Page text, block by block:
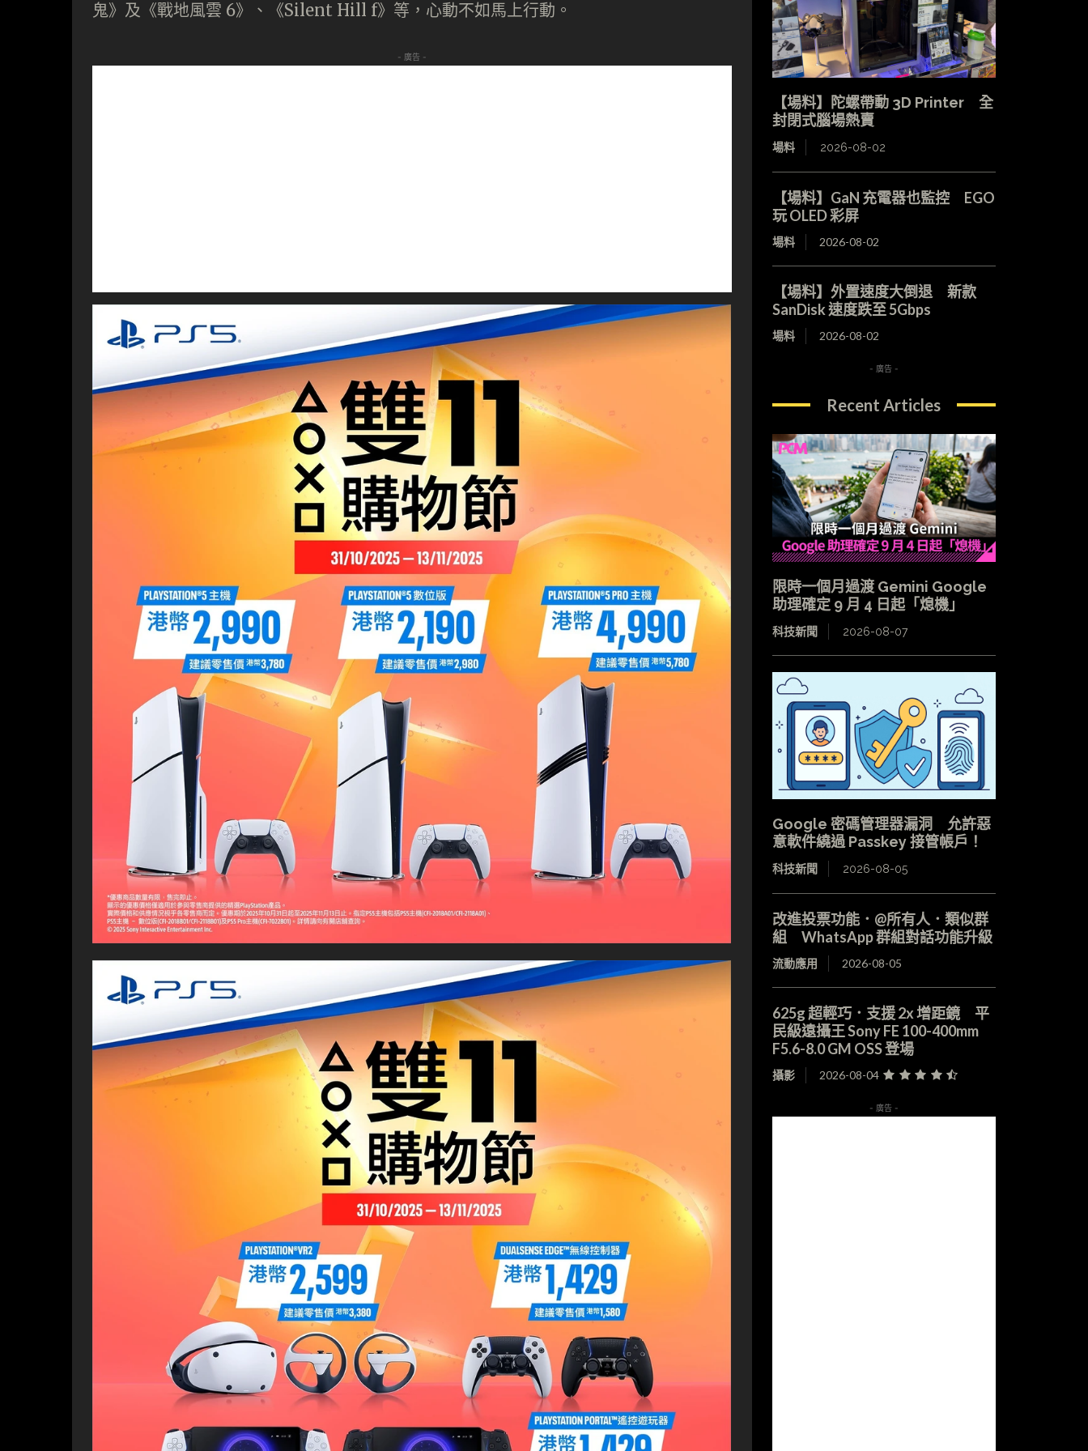
鬼》及《戰地風雲 6》、《Silent Hill f》等，心動不如馬上行動。
- 廣告 -
【場料】陀螺帶動 3D Printer 全
封閉式腦場熱賣
場料 2026-08-02
【場料】GaN 充電器也監控 EGO
玩 OLED 彩屏
場料 2026-08-02
【場料】外置速度大倒退 新款
SanDisk 速度跌至 5Gbps
場料 2026-08-02
- 廣告 -
Recent Articles
限時一個月過渡 Gemini Google
助理確定 9 月 4 日起「熄機」
科技新聞 2026-08-07
Google 密碼管理器漏洞 允許惡
意軟件繞過 Passkey 接管帳戶！
科技新聞 2026-08-05
改進投票功能．@所有人．類似群
組 WhatsApp 群組對話功能升級
流動應用 2026-08-05
625g 超輕巧．支援 2x 增距鏡 平
民級遠攝王 Sony FE 100-400mm
F5.6-8.0 GM OSS 登場
攝影 2026-08-04
- 廣告 -